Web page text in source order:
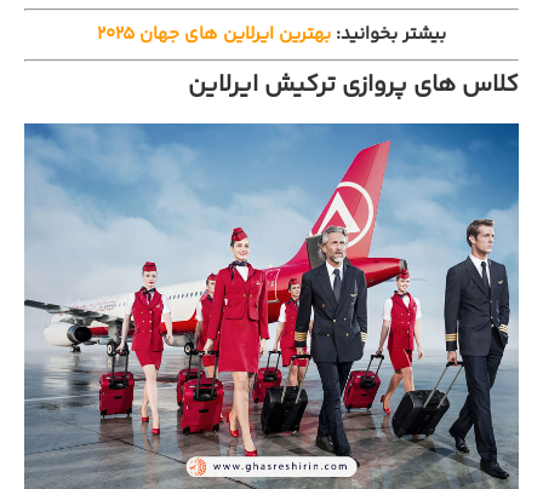
بیشتر بخوانید: بهترین ایرلاین های جهان 2025
کلاس های پروازی ترکیش ایرلاین